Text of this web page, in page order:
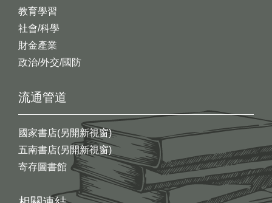
教育學習
社會/科學
財金產業
政治/外交/國防
流通管道
國家書店(另開新視窗)
五南書店(另開新視窗)
寄存圖書館